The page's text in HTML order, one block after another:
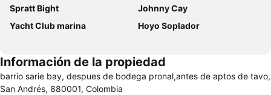
Spratt Bight
Johnny Cay
Yacht Club marina
Hoyo Soplador
Información de la propiedad
barrio sarie bay, despues de bodega pronal,antes de aptos de tavo,
San Andrés, 880001, Colombia